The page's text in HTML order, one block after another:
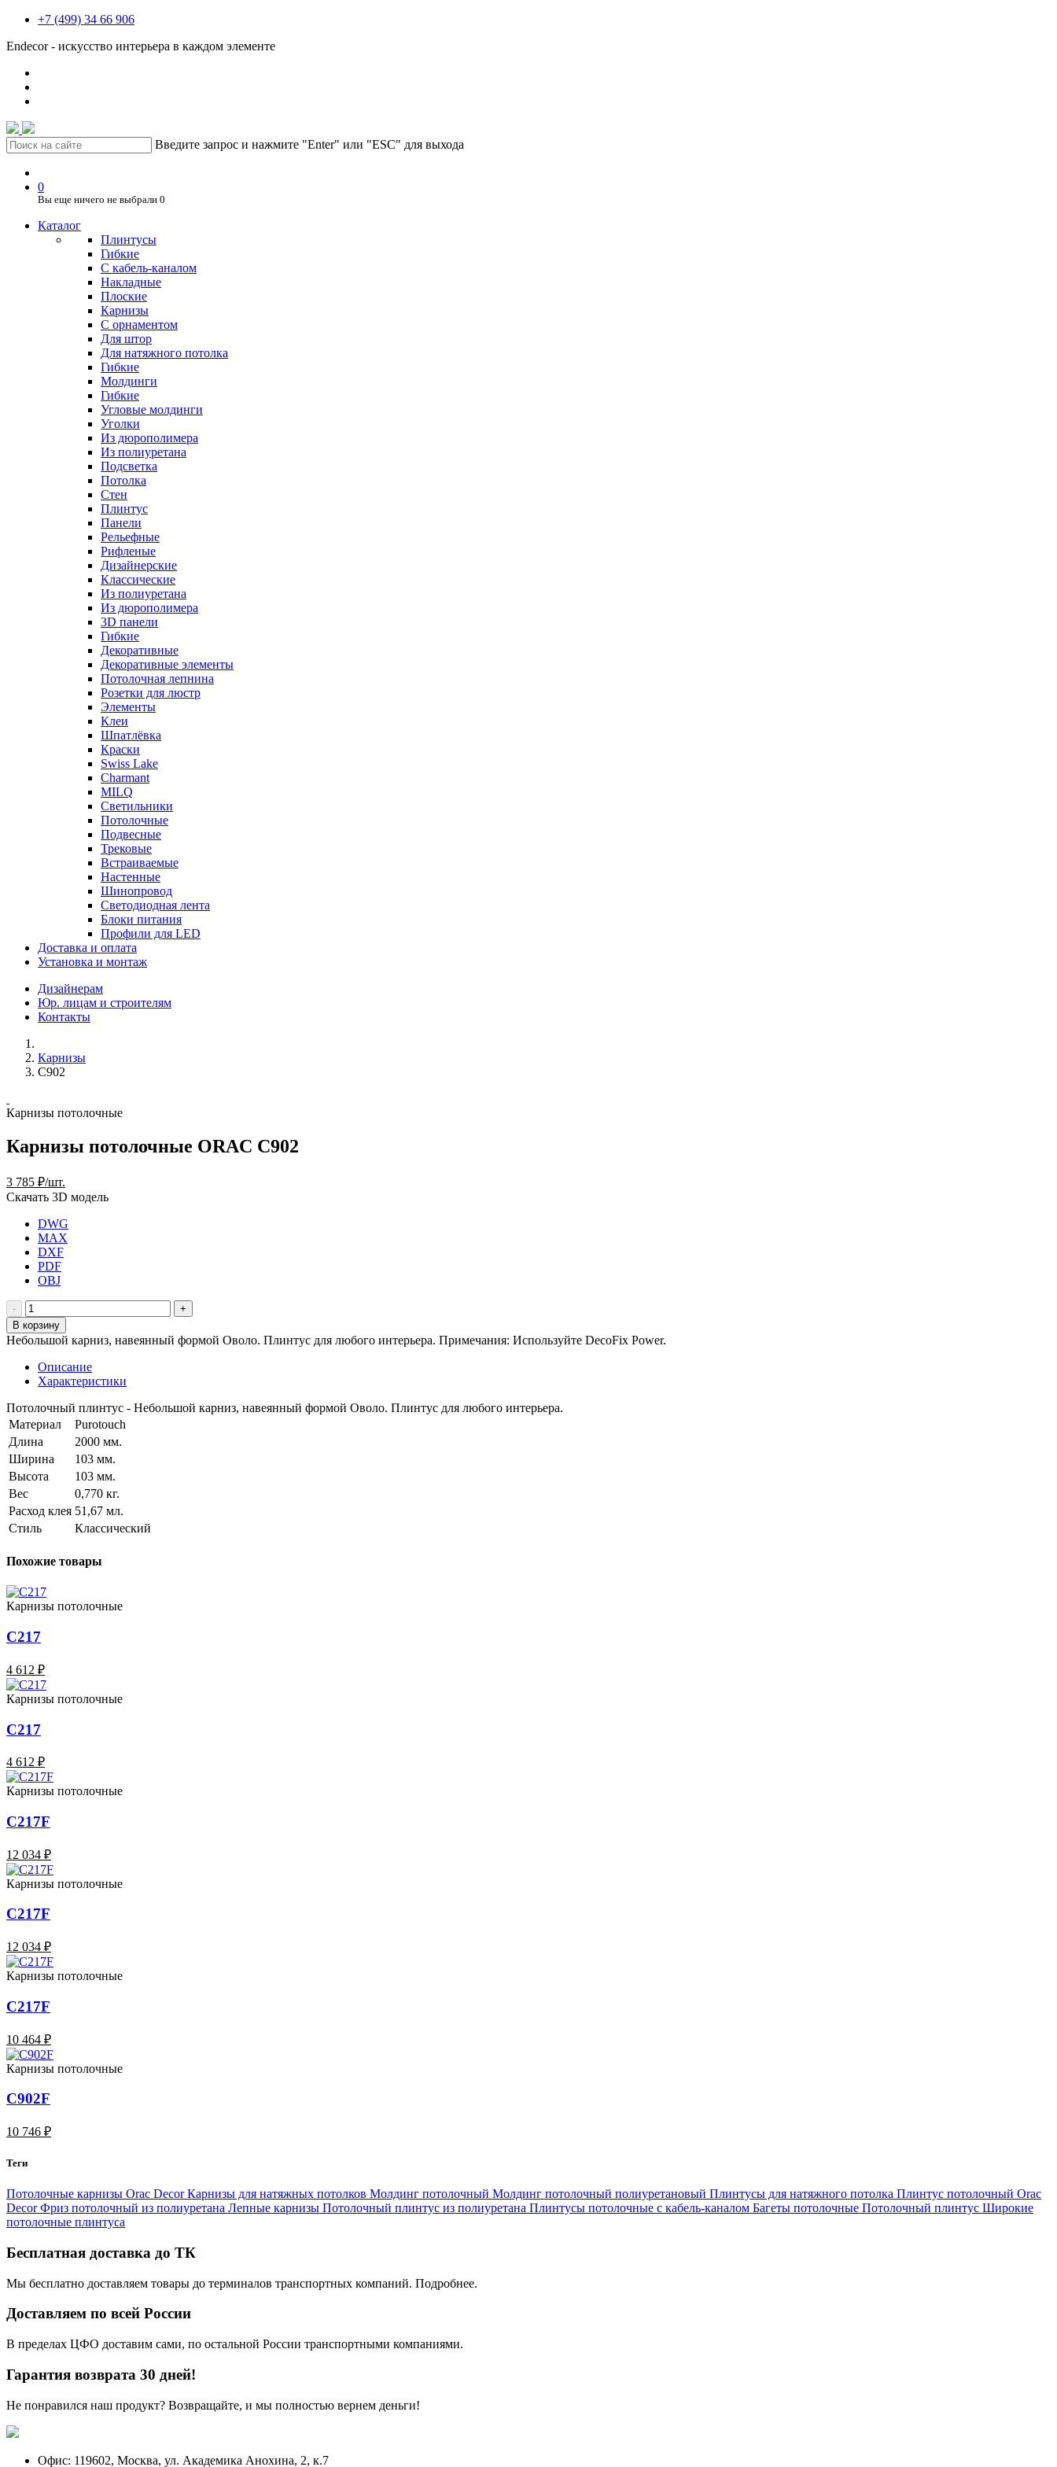
+7 (499) 34 66 906
Endecor - искусство интерьера в каждом элементе
Введите запрос и нажмите "Enter" или "ESC" для выхода
0
Вы еще ничего не выбрали 0
Каталог
Плинтусы
Гибкие
C кабель-каналом
Накладные
Плоские
Карнизы
С орнаментом
Для штор
Для натяжного потолка
Гибкие
Молдинги
Гибкие
Угловые молдинги
Уголки
Из дюрополимера
Из полиуретана
Подсветка
Потолка
Стен
Плинтус
Панели
Рельефные
Рифленые
Дизайнерские
Классические
Из полиуретана
Из дюрополимера
3D панели
Гибкие
Декоративные
Декоративные элементы
Потолочная лепнина
Розетки для люстр
Элементы
Клеи
Шпатлёвка
Краски
Swiss Lake
Charmant
MILQ
Светильники
Потолочные
Подвесные
Трековые
Встраиваемые
Настенные
Шинопровод
Светодиодная лента
Блоки питания
Профили для LED
Доставка и оплата
Установка и монтаж
Дизайнерам
Юр. лицам и строителям
Контакты
Карнизы
C902
Карнизы потолочные
Карнизы потолочные ORAC C902
3 785 ₽/шт.
Скачать 3D модель
DWG
MAX
DXF
PDF
OBJ
В корзину
Небольшой карниз, навеянный формой Оволо. Плинтус для любого интерьера. Примечания: Используйте DecoFix Power.
Описание
Характеристики
Потолочный плинтус - Небольшой карниз, навеянный формой Оволо. Плинтус для любого интерьера.
Материал
Purotouch
Длина
2000 мм.
Ширина
103 мм.
Высота
103 мм.
Вес
0,770 кг.
Расход клея 51,67 мл.
Стиль
Классический
Похожие товары
Карнизы потолочные
C217
4 612 ₽
Карнизы потолочные
C217
4 612 ₽
Карнизы потолочные
C217F
12 034 ₽
Карнизы потолочные
C217F
12 034 ₽
Карнизы потолочные
C217F
10 464 ₽
Карнизы потолочные
C902F
10 746 ₽
Теги
Потолочные карнизы Orac Decor Карнизы для натяжных потолков Молдинг потолочный Молдинг потолочный полиуретановый Плинтусы для натяжного потолка Плинтус потолочный Orac
Decor Фриз потолочный из полиуретана Лепные карнизы Потолочный плинтус из полиуретана Плинтусы потолочные с кабель-каналом Багеты потолочные Потолочный плинтус Широкие
потолочные плинтуса
Бесплатная доставка до ТК
Мы бесплатно доставляем товары до терминалов транспортных компаний. Подробнее.
Доставляем по всей России
В пределах ЦФО доставим сами, по остальной России транспортными компаниями.
Гарантия возврата 30 дней!
Не понравился наш продукт? Возвращайте, и мы полностью вернем деньги!
Офис: 119602, Москва, ул. Академика Анохина, 2, к.7